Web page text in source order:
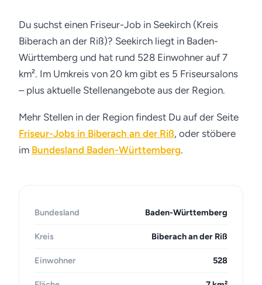
Du suchst einen Friseur-Job in Seekirch (Kreis
Biberach an der Riß)? Seekirch liegt in Baden-
Württemberg und hat rund 528 Einwohner auf 7
km². Im Umkreis von 20 km gibt es 5 Friseursalons
– plus aktuelle Stellenangebote aus der Region.
Mehr Stellen in der Region findest Du auf der Seite
Friseur-Jobs in Biberach an der Riß, oder stöbere
im Bundesland Baden-Württemberg.
Bundesland Baden-Württemberg
Kreis Biberach an der Riß
Einwohner 528